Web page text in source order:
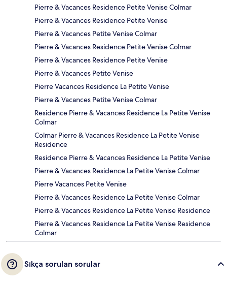
Pierre & Vacances Residence Petite Venise Colmar
Pierre & Vacances Residence Petite Venise
Pierre & Vacances Petite Venise Colmar
Pierre & Vacances Residence Petite Venise Colmar
Pierre & Vacances Residence Petite Venise
Pierre & Vacances Petite Venise
Pierre Vacances Residence La Petite Venise
Pierre & Vacances Petite Venise Colmar
Residence Pierre & Vacances Residence La Petite Venise
Colmar
Colmar Pierre & Vacances Residence La Petite Venise
Residence
Residence Pierre & Vacances Residence La Petite Venise
Pierre & Vacances Residence La Petite Venise Colmar
Pierre Vacances Petite Venise
Pierre & Vacances Residence La Petite Venise Colmar
Pierre & Vacances Residence La Petite Venise Residence
Pierre & Vacances Residence La Petite Venise Residence
Colmar
Sıkça sorulan sorular